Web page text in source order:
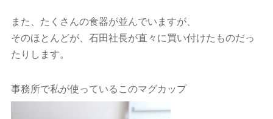
また、たくさんの食器が並んでいますが、
そのほとんどが、石田社長が直々に買い付けたものだっ
たりします。
事務所で私が使っているこのマグカップ